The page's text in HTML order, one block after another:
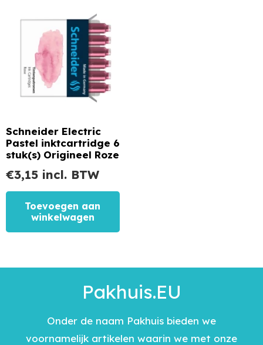
Schneider Electric
Pastel inktcartridge 6
stuk(s) Origineel Roze
€3,15 incl. BTW
Toevoegen aan
winkelwagen
Pakhuis.EU
Onder de naam Pakhuis bieden we
voornamelijk artikelen waarin we met onze